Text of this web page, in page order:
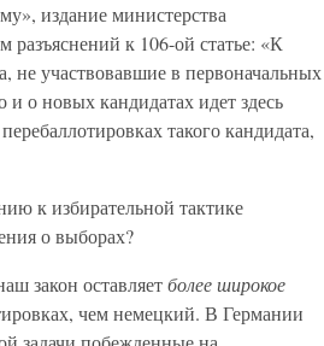
издание министерства
к 106-ой статье: «К
участвовавшие в первоначальных
о новых кандидатах идет здесь
такого кандидата,
к избирательной тактике
о выборах?
закон оставляетболее широкое
чем немецкий. В Германии